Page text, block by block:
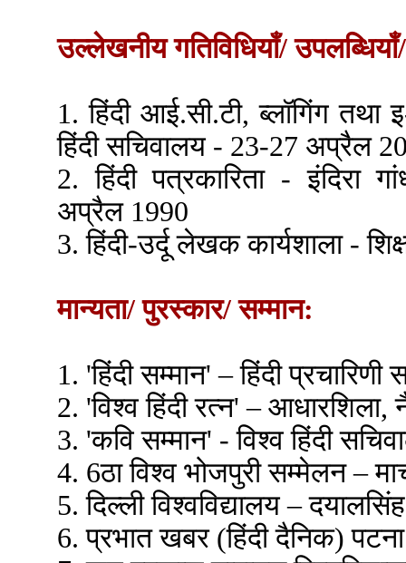
उल्लेखनीय गतिविधियाँ/ उपलब्धियाँ/
1. हिंदी आई.सी.टी, ब्लॉगिंग तथा
हिंदी सचिवालय - 23-27 अप्रैल
2. हिंदी पत्रकारिता - इंदिरा
अप्रैल 1990
3. हिंदी-उर्दू लेखक कार्यशाला -
मान्यता/ पुरस्कार/ सम्मान:
1. 'हिंदी सम्मान' – हिंदी
2. 'विश्व हिंदी रत्न' –
3. 'कवि सम्मान' - विश्व हिंदी
4. 6ठा विश्व भोजपुरी सम्मेलन –
5. दिल्ली विश्वविद्यालय –
6. प्रभात खबर (हिंदी दैनिक)